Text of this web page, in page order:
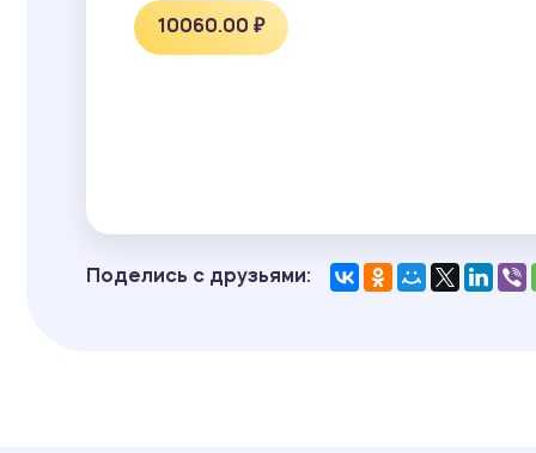
10060.00 ₽
Поделись с друзьями: